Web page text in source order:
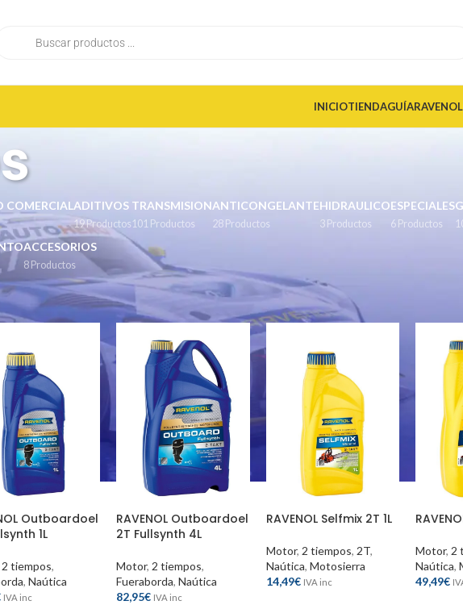
INICIOTIENDAGUÍARAVENOL
COMERCIALADITIVOS
19 Productos
TRANSMISION
101 Productos
ANTICONGELANTE
28 Productos
HIDRAULICO
3 Productos
ESPECIALES
6 Productos
ACCESORIOS
8 Productos
Naútica Motor/ 2 tiempos Mostrar
Outboardoel
1L
2 tiempos,
, Naútica
IVA inc
RAVENOL Outboardoel
2T Fullsynth 4L
Motor, 2 tiempos,
Fueraborda, Naútica
82,95€ IVA inc
RAVENOL Selfmix 2T 1L
Motor, 2 tiempos, 2T,
Naútica, Motosierra
14,49€ IVA inc
Motor, 2
Naútica,
49,49€